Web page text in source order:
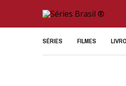
SÉRIES FILMES